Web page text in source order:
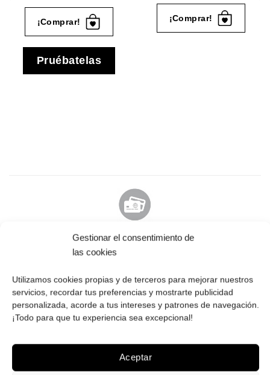
Gestionar el consentimiento de
las cookies
Utilizamos cookies propias y de terceros para mejorar nuestros
servicios, recordar tus preferencias y mostrarte publicidad
personalizada, acorde a tus intereses y patrones de navegación.
¡Todo para que tu experiencia sea excepcional!
Aceptar
¡Comprar!
Pruébatelas
¡Comprar!
PAGO SEGURO
Tú eliges cómo pagar tus Roberto: Tarjeta, Pay Pal o contra
ENVÍOS GRATIS
Envíos gratuitos.Consulta aquítoda la info relativa a envíos.